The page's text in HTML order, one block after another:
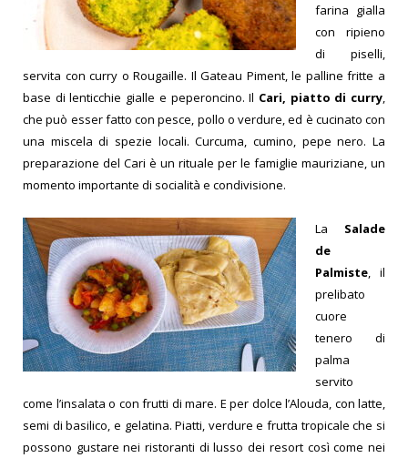
farina gialla
con ripieno
di piselli,
servita con curry o Rougaille. Il Gateau Piment, le palline fritte a
base di lenticchie gialle e peperoncino.Il Cari, piatto di curry,
che può esser fatto con pesce, pollo o verdure, ed è cucinato con
una miscela di spezie locali. Curcuma, cumino, pepe nero. La
preparazione del Cari è un rituale per le famiglie mauriziane, un
momento importante di socialità e condivisione.
La Salade
de
Palmiste, il
prelibato
cuore
tenero di
palma
servito
come l’insalata o con frutti di mare. E per dolce l’Alouda, con latte,
semi di basilico, e gelatina.Piatti, verdure e frutta tropicale che si
possono gustare nei ristoranti di lusso dei resort così come nei